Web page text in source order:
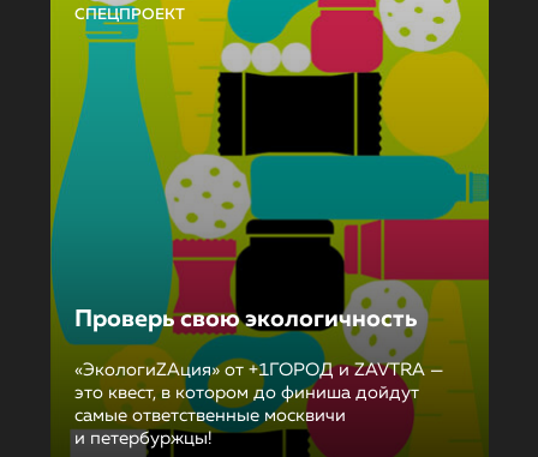
СПЕЦПРОЕКТ
Проверь свою экологичность
«ЭкологиZAция» от +1ГОРОД и ZAVTRA —
это квест, в котором до финиша дойдут
самые ответственные москвичи
и петербуржцы!